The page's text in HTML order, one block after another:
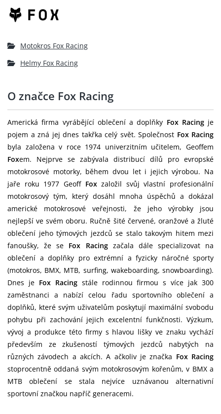
Motokros Fox Racing
Helmy Fox Racing
O značce Fox Racing
Americká firma vyrábějící oblečení a doplňky Fox Racingje
pojem a zná jej dnes takřka celý svět. Společnost Fox Racing
byla založena v roce 1974 univerzitním učitelem, Geoffem
Foxem. Nejprve se zabývala distribucí dílů pro evropské
motokrosové motorky, během dvou let i jejich výrobou. Na
jaře roku 1977 Geoff Foxzaložil svůj vlastní profesionální
motokrosový tým, který dosáhl mnoha úspěchů a dokázal
americké motokrosové veřejnosti, že jeho výrobky jsou
nejlepší ve svém oboru. Ručně šité červené, oranžové a žluté
oblečení jeho týmových jezdců se stalo takovým hitem mezi
fanoušky, že se Fox Racingzačala dále specializovat na
oblečení a doplňky pro extrémní a fyzicky náročné sporty
(motokros, BMX, MTB, surfing, wakeboarding, snowboarding).
Dnes je Fox Racingstále rodinnou firmou s více jak 300
zaměstnanci a nabízí celou řadu sportovního oblečení a
doplňků, které svým uživatelům poskytují maximální svobodu
pohybu při zachování jejich excelentní funkčnosti. Výzkum,
vývoj a produkce této firmy s hlavou lišky ve znaku vychází
především ze zkušeností týmových jezdců nabytých na
různých závodech a akcích. A ačkoliv je značka Fox Racing
stoprocentně oddaná svým motokrosovým kořenům, v BMX a
MTB oblečení se stala nejvíce uznávanou alternativní
sportovní značkou napříč generacemi.